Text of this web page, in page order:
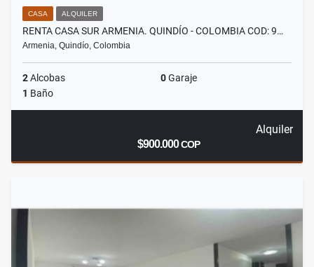
CASA ALQUILER
RENTA CASA SUR ARMENIA. QUINDÍO - COLOMBIA COD: 9…
Armenia, Quindío, Colombia
2Alcobas 0Garaje
1 Baño
Alquiler
$900.000COP